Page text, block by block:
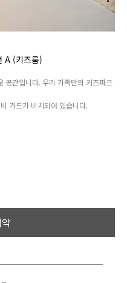
A (키즈룸)
공간입니다. 우리 가족만의 키즈파크
가드가 비치되어 있습니다.